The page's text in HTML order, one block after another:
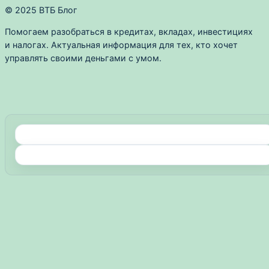
© 2025 ВТБ Блог
Помогаем разобраться в кредитах, вкладах, инвестициях
и налогах. Актуальная информация для тех, кто хочет
управлять своими деньгами с умом.